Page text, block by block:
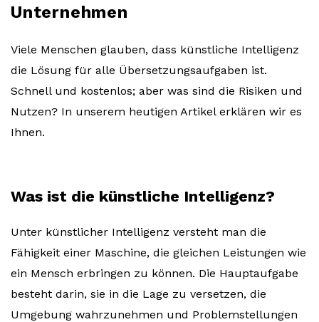
Unternehmen
Viele Menschen glauben, dass künstliche Intelligenz
die Lösung für alle Übersetzungsaufgaben ist.
Schnell und kostenlos; aber was sind die Risiken und
Nutzen? In unserem heutigen Artikel erklären wir es
Ihnen.
Was ist die künstliche Intelligenz?
Unter künstlicher Intelligenz versteht man die
Fähigkeit einer Maschine, die gleichen Leistungen wie
ein Mensch erbringen zu können. Die Hauptaufgabe
besteht darin, sie in die Lage zu versetzen, die
Umgebung wahrzunehmen und Problemstellungen